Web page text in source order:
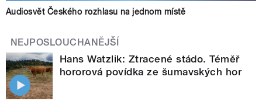
Audiosvět Českého rozhlasu na jednom místě
NEJPOSLOUCHANĚJŠÍ
Hans Watzlik: Ztracené stádo. Téměř
hororová povídka ze šumavských hor